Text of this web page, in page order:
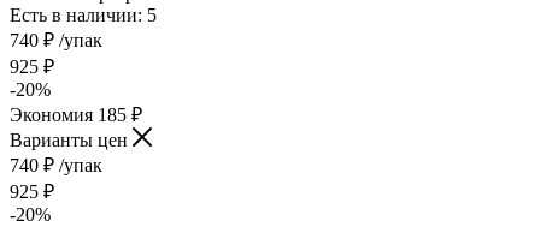
Есть в наличии: 5
740 ₽ /упак
925 ₽
-20%
Экономия 185 ₽
Варианты цен
740 ₽ /упак
925 ₽
-20%